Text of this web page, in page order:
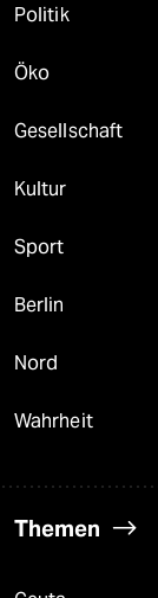
Politik
Öko
Gesellschaft
Kultur
Sport
Berlin
Nord
Wahrheit
Themen